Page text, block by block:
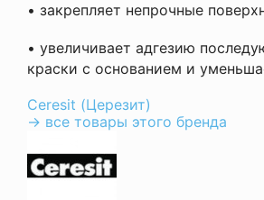
• закрепляет непрочные
• увеличивает адгезию
краски с основанием и
Ceresit (Церезит)
→ все товары этого бренда